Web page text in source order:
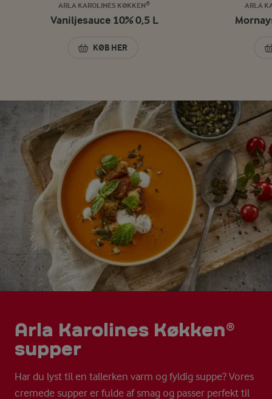
ARLA KAROLINES KØKKEN®
Vaniljesauce 10% 0,5 L
KØB HER
VANILJESAUCE 10% 0,5 L
ARLA
Arla Karolines Køkken®
supper
Har du lyst til en tallerken varm og fyldig suppe? Vores
cremede supper er fulde af smag og passer perfekt til